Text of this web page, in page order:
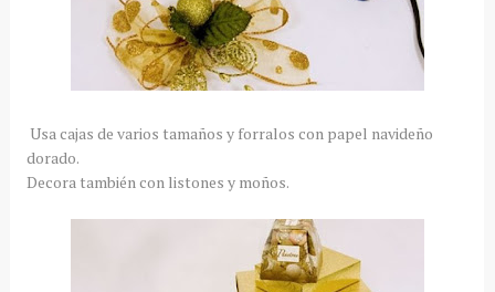
Usa cajas de varios tamaños y forralos con papel navideño
dorado.
Decora también con listones y moños.